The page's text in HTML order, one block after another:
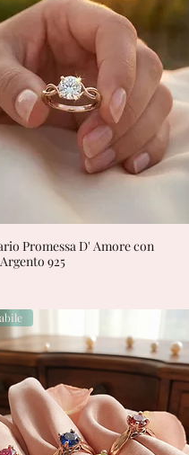
Vista rapida
Promessa D' Amore con
925